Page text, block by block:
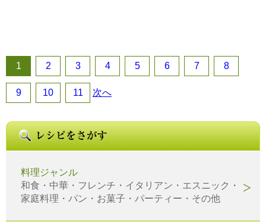
1 2 3 4 5 6 7 8
9 10 11 次へ
料理ジャンル
和食・中華・フレンチ・イタリアン・エスニック・
家庭料理・パン・お菓子・パーティー・その他